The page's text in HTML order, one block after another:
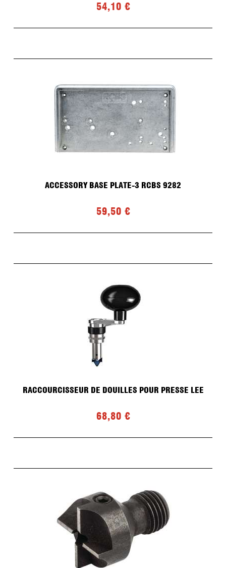
54,10 €
ACCESSORY BASE PLATE-3 RCBS 9282
59,50 €
RACCOURCISSEUR DE DOUILLES POUR PRESSE LEE
68,80 €